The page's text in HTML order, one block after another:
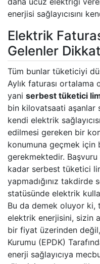
enerjisi sağlayıcısını
Elektrik
Gelenler
Tüm bunlar tüketiciyi
Aylık faturası ortalama
yani serbest tüketici
bin kilovatsaati aşanlar
kendi elektrik
edilmesi gereken bir
konumuna geçmek için
gerekmektedir. Başvuru
kadar serbest tüketici
yapmadığınız takdirde
statüsünde elektrik
Bu da demek oluyor
elektrik enerjisini, sizin
bir fiyat üzerinden
Kurumu (EPDK)
enerji sağlayıcıya